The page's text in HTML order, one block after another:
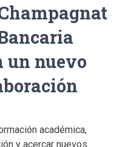
un nuevo
académica,
y acercar nuevos